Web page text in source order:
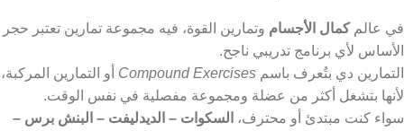
في عالمكمال الأجسام وتمارين القوة، فيه مجموعة تمارين تعتبر حجر
الأساس لأي برنامج تدريبي ناجح.
التمارين دي بتُعرف باسم Compound Exercises أو التمارين المركبة،
لأنها بتشغل أكثر من عضلة ومجموعة مفصلية في نفس الوقت.
سواء كنت مبتدئ أو محترف، السكوات – الديدليفت – البنش برس –